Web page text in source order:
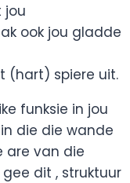
jou
ook jou gladde
(hart) spiere uit.
funksie in jou
die die wande
are van die
dit , struktuur